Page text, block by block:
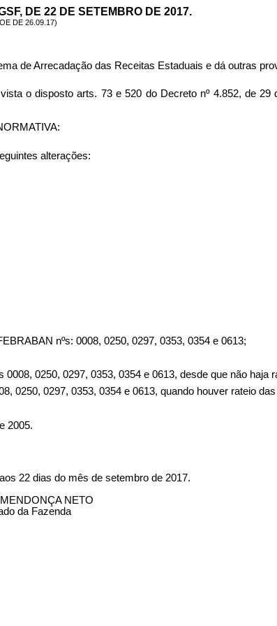
DE 22 DE SETEMBRO DE 2017.
DE 26.09.17)
de Arrecadação das Receitas Estaduais e dá outras
o disposto arts. 73 e 520 do Decreto nº 4.852, de 29
alterações:
nºs: 0008, 0250, 0297, 0353, 0354 e 0613;
0250, 0297, 0353, 0354 e 0613, desde que não haja
0250, 0297, 0353, 0354 e 0613, quando houver rateio
2005.
22 dias do mês de setembro de 2017.
NETO
da Fazenda